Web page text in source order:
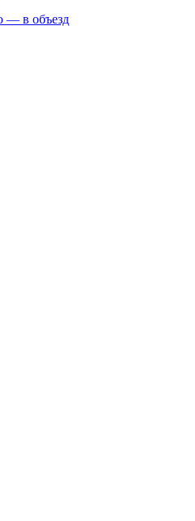
— в объезд